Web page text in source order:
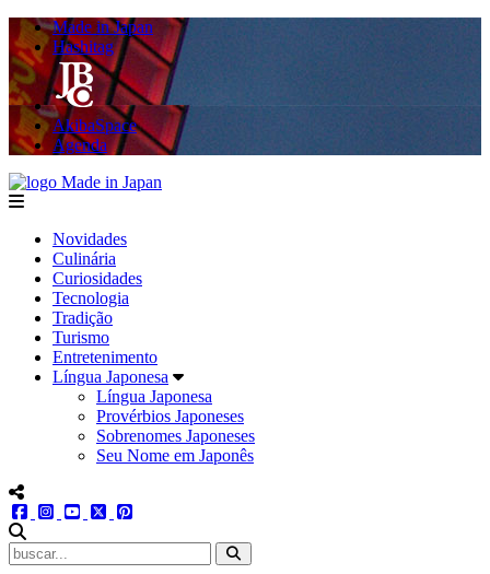
Made in Japan
Hashitag
AkibaSpace
Agenda
menu
Novidades
Culinária
Curiosidades
Tecnologia
Tradição
Turismo
Entretenimento
Língua Japonesa
Língua Japonesa
Provérbios Japoneses
Sobrenomes Japoneses
Seu Nome em Japonês
menu redes social
facebookinstagram
youtube
twitter